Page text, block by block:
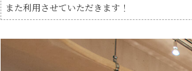
また利用させていただきます！